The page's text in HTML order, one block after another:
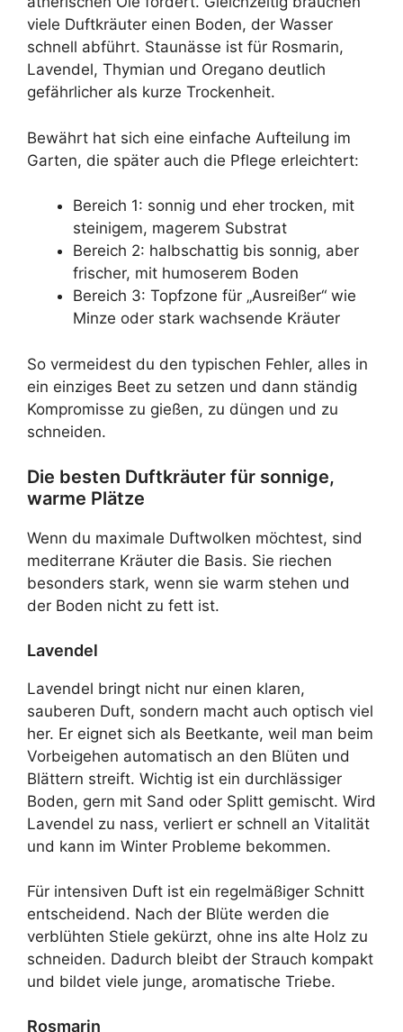
viele Duftkräuter einen Boden, der Wasser
schnell abführt. Staunässe ist für Rosmarin,
Lavendel, Thymian und Oregano deutlich
gefährlicher als kurze Trockenheit.
Bewährt hat sich eine einfache Aufteilung im
Garten, die später auch die Pflege erleichtert:
Bereich 1: sonnig und eher trocken, mit
steinigem, magerem Substrat
Bereich 2: halbschattig bis sonnig, aber
frischer, mit humoserem Boden
Bereich 3: Topfzone für „Ausreißer“ wie
Minze oder stark wachsende Kräuter
So vermeidest du den typischen Fehler, alles in
ein einziges Beet zu setzen und dann ständig
Kompromisse zu gießen, zu düngen und zu
schneiden.
Die besten Duftkräuter für sonnige,
warme Plätze
Wenn du maximale Duftwolken möchtest, sind
mediterrane Kräuter die Basis. Sie riechen
besonders stark, wenn sie warm stehen und
der Boden nicht zu fett ist.
Lavendel
Lavendel bringt nicht nur einen klaren,
sauberen Duft, sondern macht auch optisch viel
her. Er eignet sich als Beetkante, weil man beim
Vorbeigehen automatisch an den Blüten und
Blättern streift. Wichtig ist ein durchlässiger
Boden, gern mit Sand oder Splitt gemischt. Wird
Lavendel zu nass, verliert er schnell an Vitalität
und kann im Winter Probleme bekommen.
Für intensiven Duft ist ein regelmäßiger Schnitt
entscheidend. Nach der Blüte werden die
verblühten Stiele gekürzt, ohne ins alte Holz zu
schneiden. Dadurch bleibt der Strauch kompakt
und bildet viele junge, aromatische Triebe.
Rosmarin